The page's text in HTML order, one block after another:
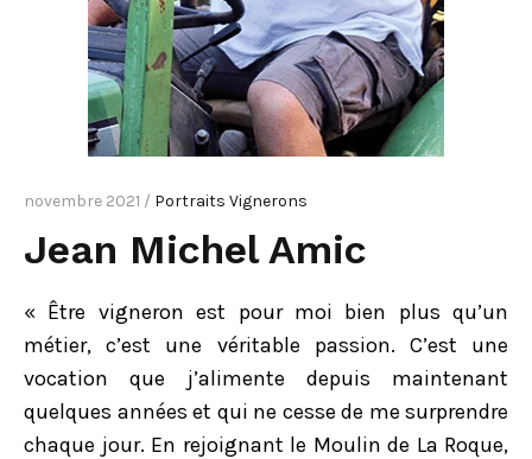
novembre 2021 / Portraits Vignerons
Jean Michel Amic
« Être vigneron est pour moi bien plus qu’un
métier, c’est une véritable passion. C’est une
vocation que j’alimente depuis maintenant
quelques années et qui ne cesse de me surprendre
chaque jour. En rejoignant le Moulin de La Roque,